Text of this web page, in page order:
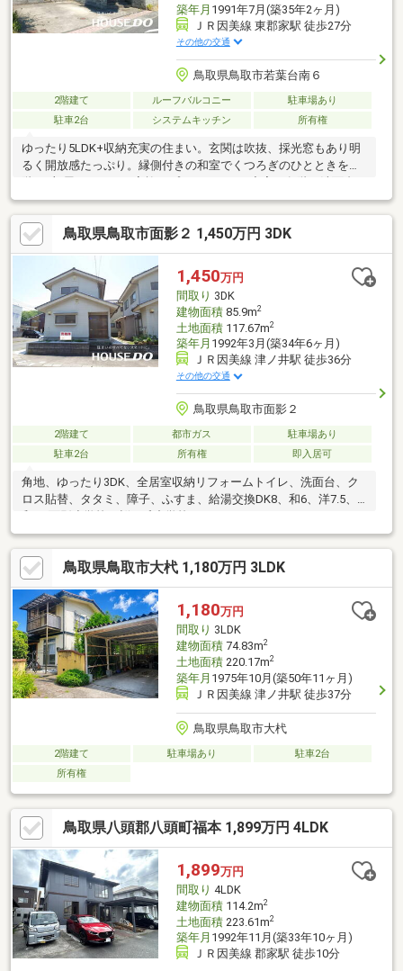
築年月 1991年7月(築35年2ヶ月)
ＪＲ因美線 東郡家駅 徒歩27分
その他の交通
鳥取県鳥取市若葉台南６
2階建て ルーフバルコニー
駐車場あり
駐車2台
システムキッチン 所有権
ゆったり5LDK+収納充実の住まい。玄関は吹抜、採光窓もあり明
るく開放感たっぷり。縁側付きの和室でくつろぎのひとときを。2
階は3部屋あるので、家族のプライベートも充実。各階に洗面台、
トイレがあるので忙しい朝もスムーズ。広さ、機能性、快適性を
兼ね備えた住まいです。
鳥取県鳥取市面影２ 1,450万円 3DK
1,450万円
間取り 3DK
建物面積85.9m2
土地面積117.67m2
築年月 1992年3月(築34年6ヶ月)
ＪＲ因美線 津ノ井駅 徒歩36分
その他の交通
鳥取県鳥取市面影２
2階建て 都市ガス
駐車場あり
駐車2台
所有権 即入居可
角地、ゆったり3DK、全居室収納リフォームトイレ、洗面台、ク
ロス貼替、タタミ、障子、ふすま、給湯交換DK8、和6、洋7.5、
鳥取県鳥取市大杙 1,180万円 3LDK
1,180万円
間取り 3LDK
建物面積74.83m2
土地面積220.17m2
築年月 1975年10月(築50年11ヶ月)
ＪＲ因美線 津ノ井駅 徒歩37分
鳥取県鳥取市大杙
2階建て 駐車場あり
駐車2台
所有権
鳥取県八頭郡八頭町福本 1,899万円 4LDK
1,899万円
間取り 4LDK
建物面積114.2m2
土地面積223.61m2
築年月 1992年11月(築33年10ヶ月)
ＪＲ因美線 郡家駅 徒歩10分